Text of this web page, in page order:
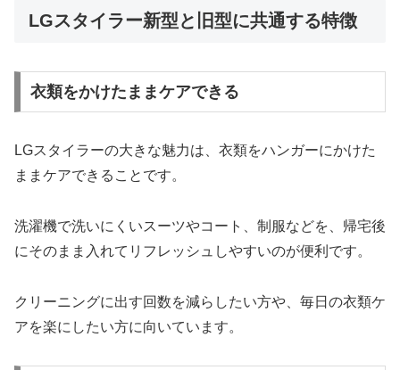
LGスタイラー新型と旧型に共通する特徴
衣類をかけたままケアできる
LGスタイラーの大きな魅力は、衣類をハンガーにかけた
ままケアできることです。
洗濯機で洗いにくいスーツやコート、制服などを、帰宅後
にそのまま入れてリフレッシュしやすいのが便利です。
クリーニングに出す回数を減らしたい方や、毎日の衣類ケ
アを楽にしたい方に向いています。